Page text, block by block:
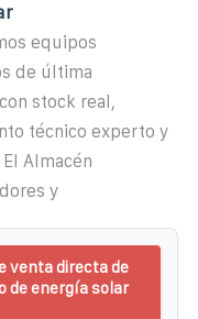
equipos
de última
stock real,
técnico experto y
Almacén
y
venta directa de
de energía solar